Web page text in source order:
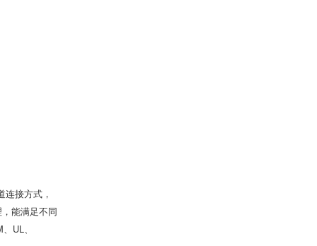
接方式，
能满足不同
UL、